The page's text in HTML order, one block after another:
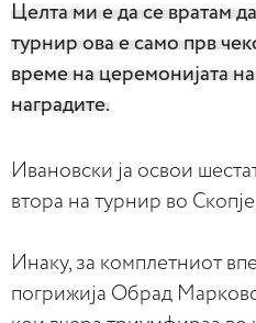
Целта ми е да се вратам
турнир ова е само прв
време на церемонијата
наградите.
Ивановски ја освои
втора на турнир во
Инаку, за комплетниот
погрижија Обрад